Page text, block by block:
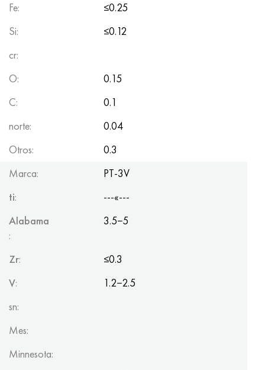
Fe:
≤0.25
Si:
≤0.12
cr:
O:
0.15
C:
0.1
norte:
0.04
Otros:
0.3
Marca:
PT-3V
ti:
---«---
Alabama
:
3.5−5
Zr:
≤0.3
V:
1.2−2.5
sn:
Mes:
Minnesota: